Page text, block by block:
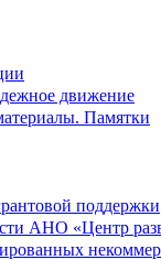
движение
Памятки
поддержки
АНО «Центр